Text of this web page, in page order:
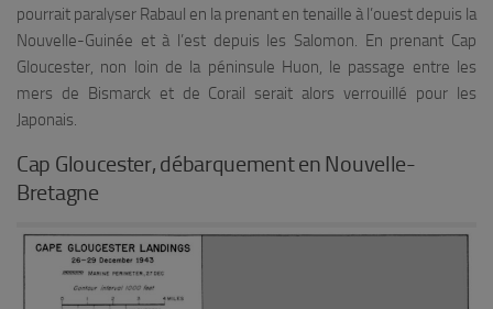
pourrait paralyser Rabaul en la prenant en tenaille à l’ouest depuis la
Nouvelle-Guinée et à l’est depuis les Salomon. En prenant Cap
Gloucester, non loin de la péninsule Huon, le passage entre les
mers de Bismarck et de Corail serait alors verrouillé pour les
Japonais.
Cap Gloucester, débarquement en Nouvelle-
Bretagne